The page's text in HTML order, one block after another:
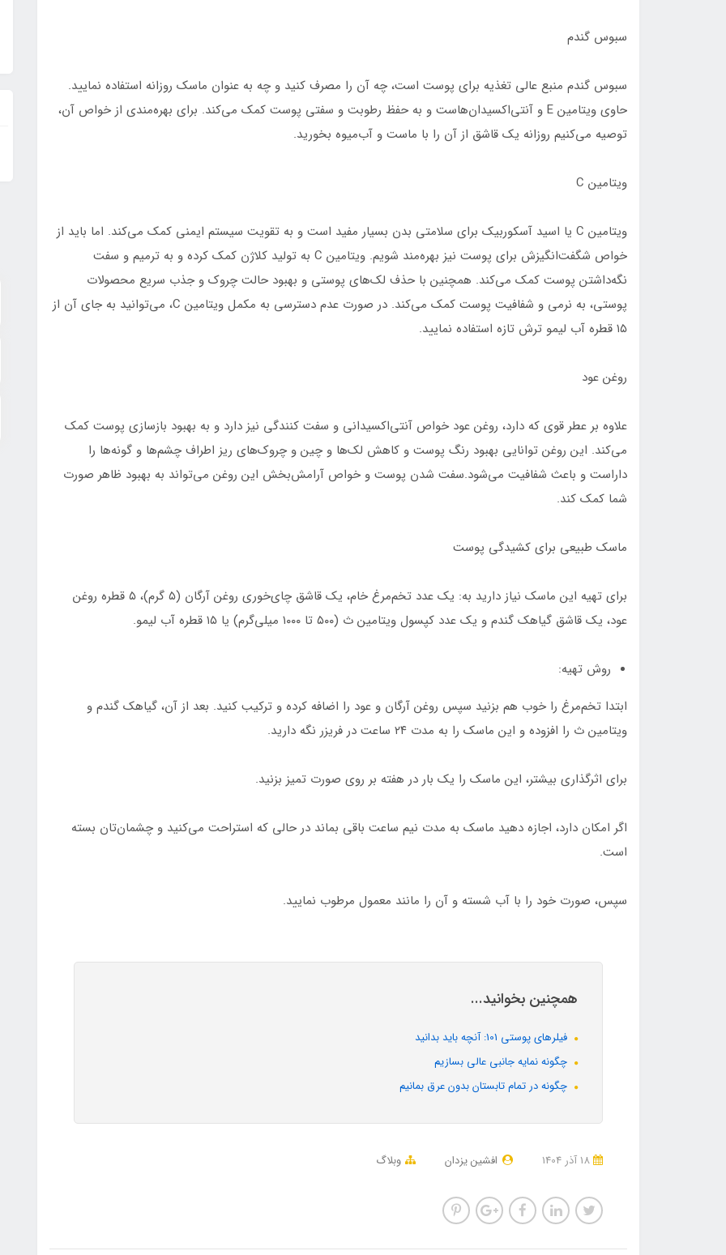
سبوس گندم
سبوس گندم منبع عالی تغذیه برای پوست است، چه آن را مصرف کنید و چه به عنوان ماسک روزانه استفاده نمایید.
حاوی ویتامین E و آنتی‌اکسیدان‌هاست و به حفظ رطوبت و سفتی پوست کمک می‌کند. برای بهره‌مندی از خواص آن،
توصیه می‌کنیم روزانه یک قاشق از آن را با ماست و آب‌میوه بخورید.
ویتامین C
ویتامین C یا اسید آسکوربیک برای سلامتی بدن بسیار مفید است و به تقویت سیستم ایمنی کمک می‌کند. اما باید از
خواص شگفت‌انگیزش برای پوست نیز بهره‌مند شویم. ویتامین C به تولید کلاژن کمک کرده و به ترمیم و سفت
نگه‌داشتن پوست کمک می‌کند. همچنین با حذف لک‌های پوستی و بهبود حالت چروک و جذب سریع محصولات
پوستی، به نرمی و شفافیت پوست کمک می‌کند. در صورت عدم دسترسی به مکمل ویتامین C، می‌توانید به جای آن از
۱۵ قطره آب لیمو ترش تازه استفاده نمایید.
روغن عود
علاوه بر عطر قوی که دارد، روغن عود خواص آنتی‌اکسیدانی و سفت کنندگی نیز دارد و به بهبود بازسازی پوست کمک
می‌کند. این روغن توانایی بهبود رنگ پوست و کاهش لک‌ها و چین و چروک‌های ریز اطراف چشم‌ها و گونه‌ها را
داراست و باعث شفافیت می‌شود.سفت شدن پوست و خواص آرامش‌بخش این روغن می‌تواند به بهبود ظاهر صورت
شما کمک کند.
ماسک طبیعی برای کشیدگی پوست
برای تهیه این ماسک نیاز دارید به: یک عدد تخم‌مرغ خام، یک قاشق چای‌خوری روغن آرگان (۵ گرم)، ۵ قطره روغن
عود، یک قاشق گیاهک گندم و یک عدد کپسول ویتامین ث (۵۰۰ تا ۱۰۰۰ میلی‌گرم) یا ۱۵ قطره آب لیمو.
روش تهیه:
ابتدا تخم‌مرغ را خوب هم بزنید سپس روغن آرگان و عود را اضافه کرده و ترکیب کنید. بعد از آن، گیاهک گندم و
ویتامین ث را افزوده و این ماسک را به مدت ۲۴ ساعت در فریزر نگه دارید.
برای اثرگذاری بیشتر، این ماسک را یک بار در هفته بر روی صورت تمیز بزنید.
اگر امکان دارد، اجازه دهید ماسک به مدت نیم ساعت باقی بماند در حالی که استراحت می‌کنید و چشمان‌تان بسته
است.
سپس، صورت خود را با آب شسته و آن را مانند معمول مرطوب نمایید.
همچنین بخوانید...
فیلرهای پوستی 101: آنچه باید بدانید
چگونه نمایه جانبی عالی بسازیم
چگونه در تمام تابستان بدون عرق بمانیم
افشین یزدان وبلاگ